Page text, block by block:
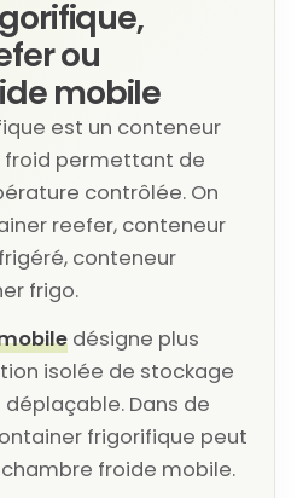
ou
mobile
est un conteneur
froid permettant de
contrôlée. On
reefer, conteneur
conteneur
frigo.
désigne plus
isolée de stockage
Dans de
frigorifique peut
froide mobile.